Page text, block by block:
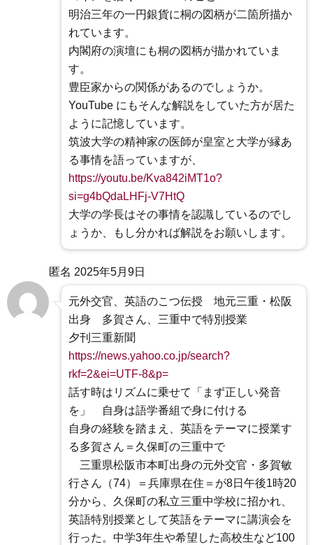
明治三年の一円銀貨に桐の図柄が二箇所描か
れています。
内閣府の演壇にも桐の図柄が描かれていま
す。
豊臣家からの関係があるのでしょうか。
YouTube にもそんな解説をしていた方が居た
ように記憶しています。
筑波大学の精神家の医師が皇室と大学が縁あ
る事情を語っていますが、
https://youtu.be/Kva842iMT1o?
si=g4bQdaLHFj-V7HtQ
大学の学長はその事情を認識しているのでし
ょうか、もし分かれば解説をお願いします。
匿名 2025年5月9日
元外交官、英語のこつ伝授 地元三重・松阪
出身 多賀さん、三重中で特別授業
夕刊三重新聞
https://news.yahoo.co.jp/search?
rkf=2&ei=UTF-8&p=
話す時はリズムに乗せて「まず正しい発音
を」 自身は語学番組で身に付ける
自身の経験を踏まえ、英語をテーマに授業す
る多賀さん＝久保町の三重中で
三重県松阪市本町出身の元外交官・多賀敏
行さん（74）＝兵庫県在住＝が8日午後1時20
分から、久保町の私立三重中学校に招かれ、
英語特別授業として英語をテーマに講演会を
行った。中学3年生や希望した高校生など100